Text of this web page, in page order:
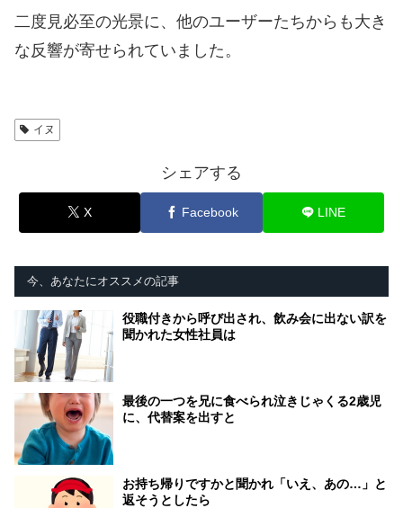
二度見必至の光景に、他のユーザーたちからも大き
な反響が寄せられていました。
イヌ
シェアする
X Facebook LINE
今、あなたにオススメの記事
役職付きから呼び出され、飲み会に出ない訳を
聞かれた女性社員は
最後の一つを兄に食べられ泣きじゃくる2歳児
に、代替案を出すと
お持ち帰りですかと聞かれ「いえ、あの…」と
返そうとしたら